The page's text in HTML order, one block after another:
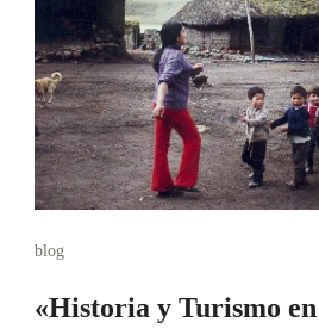
blog
«Historia y Turismo en